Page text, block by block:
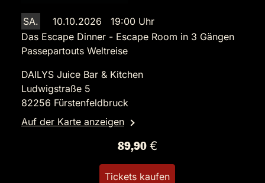
SA.
10.10.2026 19:00 Uhr
Das Escape Dinner - Escape Room in 3 Gängen
Passepartouts Weltreise
DAILYS Juice Bar & Kitchen
Ludwigstraße 5
82256 Fürstenfeldbruck
Auf der Karte anzeigen
89,90 €
Tickets kaufen